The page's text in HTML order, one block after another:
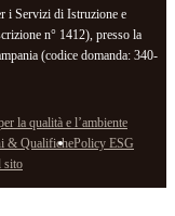
i Servizi di Istruzione e
n° 1412), presso la
(codice domanda: 340-
la qualità e l’ambiente
& QualifichePolicy ESG
sito